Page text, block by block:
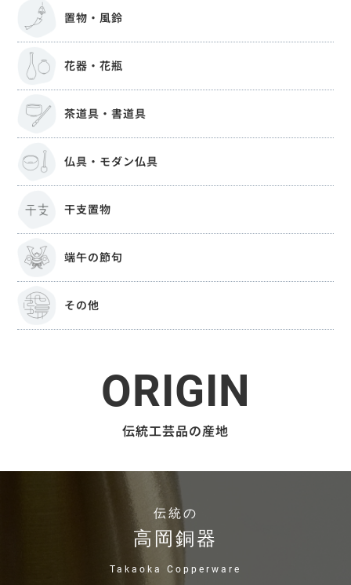
置物・風鈴
花器・花瓶
茶道具・書道具
仏具・モダン仏具
干支置物
端午の節句
その他
ORIGIN
伝統工芸品の産地
伝統の
高岡銅器
Takaoka Copperware